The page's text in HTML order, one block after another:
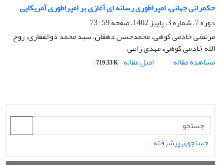
حکمرانی جهانی، امپراطوری رسانه ای آغازی بر امپراطوری آمریکایی
دوره 7، شماره 3، پاییز 1402، صفحه
59-73
مرتضی خادمی کوهی، محمدحسن دهقان، سید محمد ذوالفقاری، روح
الله خادمی کوهی، مهدی راعی
مشاهده مقاله
اصل مقاله 719.33 K
جستجوی پیشرفته